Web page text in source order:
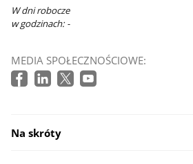
W dni robocze
w godzinach: -
MEDIA SPOŁECZNOŚCIOWE:
Na skróty